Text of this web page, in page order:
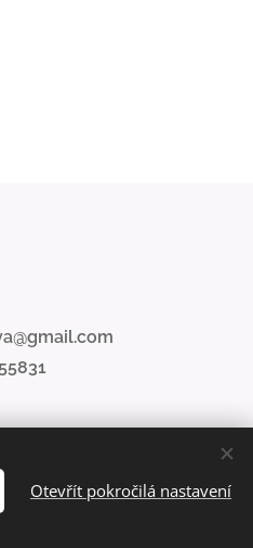
Otevřít pokročilá nastavení